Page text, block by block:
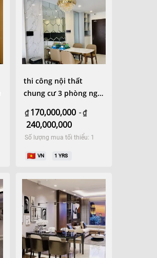
thi công nội thất
chung cư 3 phòng ngủ
₫ 170,000,000 -₫
240,000,000
Số lượng mua tối thiểu: 1
VN 1 YRS